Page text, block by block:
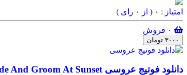
امتیاز : ۰ ( از ۰ رای )
۳۰۰۰ تومان
دانلود فوتیج عروسی Bride And Groom At Sunset